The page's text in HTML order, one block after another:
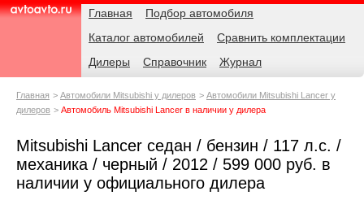
AvtoAvto.ru
Навигация Главная
Подбор автомобиля
Каталог автомобилей
Сравнить комплектации
Дилеры
Справочник Журнал
Родительские
Главная Автомобили Mitsubishi у дилеров
Автомобили Mitsubishi Lancer у
дилеров
Автомобиль Mitsubishi Lancer в наличии у дилера
Mitsubishi Lancer седан / бензин / 117 л.с. /
механика / черный / 2012 / 599 000 руб. в
наличии у официального дилера